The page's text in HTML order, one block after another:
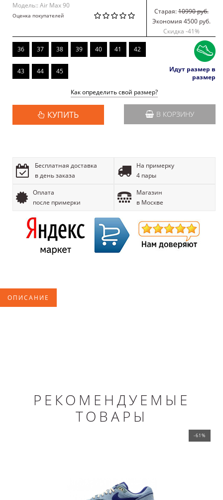
Модель:: Air Max 90
Оценка покупателей Старая:10990 руб.
Экономия 4500 руб.
Скидка -41%
36 37 38 39 40 41 42
43 44 45
Идут размер в
размер
Как определить свой размер?
КУПИТЬ В КОРЗИНУ
Бесплатная доставка
в день заказа
На примерку
4 пары
Оплата
после примерки
Магазин
в Москве
ОПИСАНИЕ
РЕКОМЕНДУЕМЫЕ
ТОВАРЫ
-61%